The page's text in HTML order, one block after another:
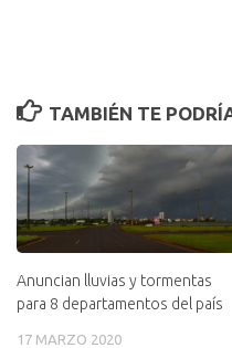
TAMBIÉN TE
Anuncian lluvias y tormentas
para 8 departamentos del país
17 MARZO 2020